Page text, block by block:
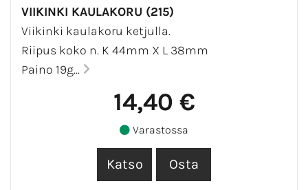
VIIKINKI KAULAKORU (215)
Viikinki kaulakoru ketjulla.
Riipus koko n. K 44mm X L 38mm
Paino 19g...
14,40 €
Varastossa